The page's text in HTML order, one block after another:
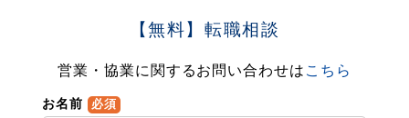
【無料】転職相談
営業・協業に関するお問い合わせは こちら
お名前 必須